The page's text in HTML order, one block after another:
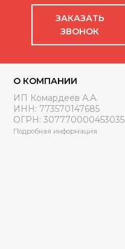
ЗАКАЗАТЬ
ЗВОНОК
О КОМПАНИИ
ИП Комардеев А.А.
ИНН: 773570147685
ОГРН: 307770000453035
Подробная информация